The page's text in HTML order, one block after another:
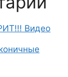
Видео